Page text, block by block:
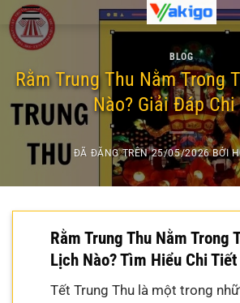
Chuyển
đến
dung
BLOG
Rằm Trung Thu Nằm Trong
Nào? Giải Đáp
ĐÃ ĐĂNG TRÊN25/05/2026 BỞI
Rằm Trung Thu Nằm Trong
Lịch Nào? Tìm Hiểu Chi Tiết
Tết Trung Thu là một trong